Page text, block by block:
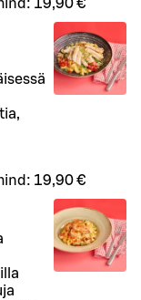
19,90 €
19,90 €